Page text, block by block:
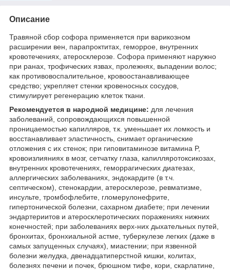
Описание
Травяной сбор софора применяется при варикозном
расширении вен, парапроктитах, геморрое, внутренних
кровотечениях, атеросклерозе. Софора применяют наружно
при ранах, трофических язвах, пролежнях, вьпадении волос;
как противовоспалительное, кровоостанавливающее
средство; укрепляет стенки кровеносных сосудов,
стимулирует регенерацию клеток ткани.
Рекомендуется в народной медицине: для лечения
заболеваний, сопровождающихся повышенной
проницаемостью капилляров, т.к. уменьшает их ломкость и
восстанавливает эластичность, снимает органические
отложения с их стенок; при гиповитаминозе витамина P,
кровоизлияниях в мозг, сетчатку глаза, капилляротоксикозах,
внутренних кровотечениях, геморрагических диатезах,
аллергических заболеваниях, эндокардите (в т.ч.
септическом), стенокардии, атеросклерозе, ревматизме,
инсульте, тромбофлебите, гломерулонефрите,
гипертонической болезни, сахарном диабете; при лечении
эндартериитов и атеросклеротических поражениях нижних
конечностей; при заболеваниях верх-них дыхательных путей,
бронхитах, бронхиальной астме, туберкулезе легких (даже в
самых запущенных случаях), миастении; при язвенной
болезни желудка, двенадцатиперстной кишки, колитах,
болезнях печени и почек, брюшном тифе, кори, скарлатине,